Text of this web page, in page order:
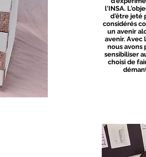
l'INSA.
d'être jeté
considérés
un avenir
avenir. Avec
nous avons
sensibiliser
choisi de